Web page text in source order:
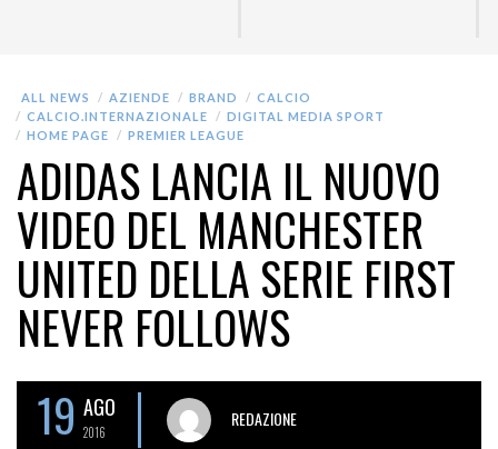
ALL NEWS AZIENDE BRAND
CALCIO
CALCIO.INTERNAZIONALE
DIGITAL MEDIA SPORT
HOME PAGE
PREMIER LEAGUE
ADIDAS LANCIA IL NUOVO
VIDEO DEL MANCHESTER
UNITED DELLA SERIE FIRST
NEVER FOLLOWS
19 AGO
2016
REDAZIONE